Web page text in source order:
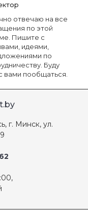
отвечаю на все
по этой
Пишите с
идеями,
по
Буду
вами пообщаться.
г. Минск, ул.